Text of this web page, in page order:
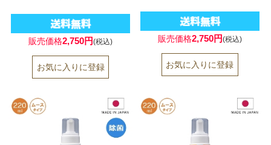
販売価格2,750円(税込) 販売価格2,750円(税込)